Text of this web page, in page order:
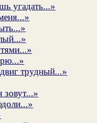
угадать...»
трудный...»
зовут...»